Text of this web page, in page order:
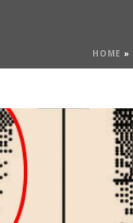
HOME »